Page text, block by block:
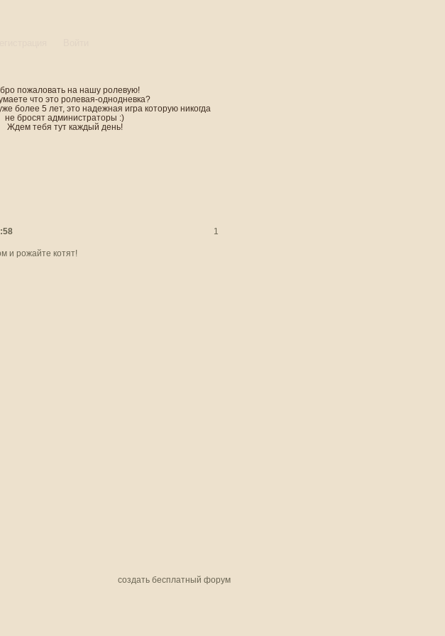
пожаловать на нашу ролевую!
что это ролевая-однодневка?
более 5 лет, это надежная игра которую никогда
не бросят администраторы :)
Ждем тебя тут каждый день!
1
и рожайте котят!
создать бесплатный форум